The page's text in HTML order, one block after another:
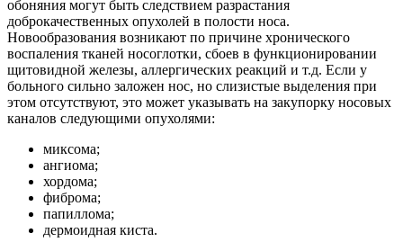
обоняния могут быть следствием разрастания
доброкачественных опухолей в полости носа.
Новообразования возникают по причине хронического
воспаления тканей носоглотки, сбоев в функционировании
щитовидной железы, аллергических реакций и т.д. Если у
больного сильно заложен нос, но слизистые выделения при
этом отсутствуют, это может указывать на закупорку носовых
каналов следующими опухолями:
миксома;
ангиома;
хордома;
фиброма;
папиллома;
дермоидная киста.